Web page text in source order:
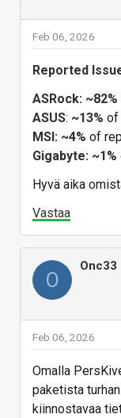
Feb 06, 2026
Reported
ASRock: ~82%
ASUS: ~13% of
MSI: ~4% of
Gigabyte: ~1%
Hyvä aika
Vastaa
O
Onc33
Feb 06, 2026
Omalla
paketista
kiinnostavaa